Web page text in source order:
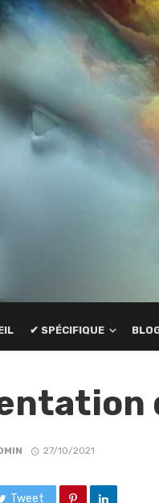
✔ SPÉCIFIQUE
27/10/2021
Tweet